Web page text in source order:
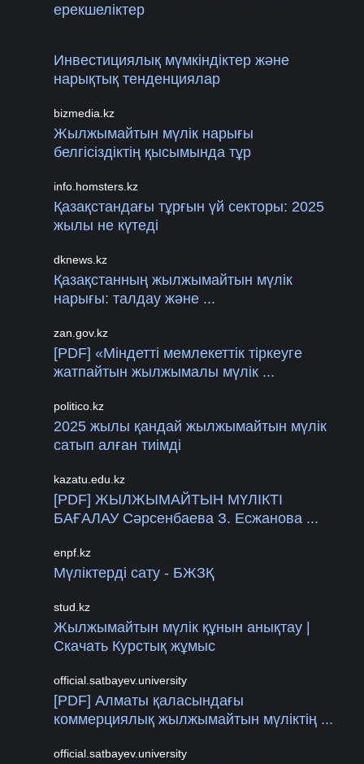
ерекшеліктер
Инвестициялық мүмкіндіктер және
нарықтық тенденциялар
bizmedia.kz
Жылжымайтын мүлік нарығы
белгісіздіктің қысымында тұр
info.homsters.kz
Қазақстандағы тұрғын үй секторы: 2025
жылы не күтеді
dknews.kz
Қазақстанның жылжымайтын мүлік
нарығы: талдау және ...
zan.gov.kz
[PDF] «Міндетті мемлекеттік тіркеуге
жатпайтын жылжымалы мүлік ...
politico.kz
2025 жылы қандай жылжымайтын мүлік
сатып алған тиімді
kazatu.edu.kz
[PDF] ЖЫЛЖЫМАЙТЫН МҮЛІКТІ
БАҒАЛАУ Сәрсенбаева З. Есжанова ...
enpf.kz
Мүліктерді сату - БЖЗҚ
stud.kz
Жылжымайтын мүлік құнын анықтау |
Скачать Курстық жұмыс
official.satbayev.university
[PDF] Алматы қаласындағы
коммерциялық жылжымайтын мүліктің ...
official.satbayev.university